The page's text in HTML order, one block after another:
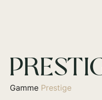
Gamme Prestige